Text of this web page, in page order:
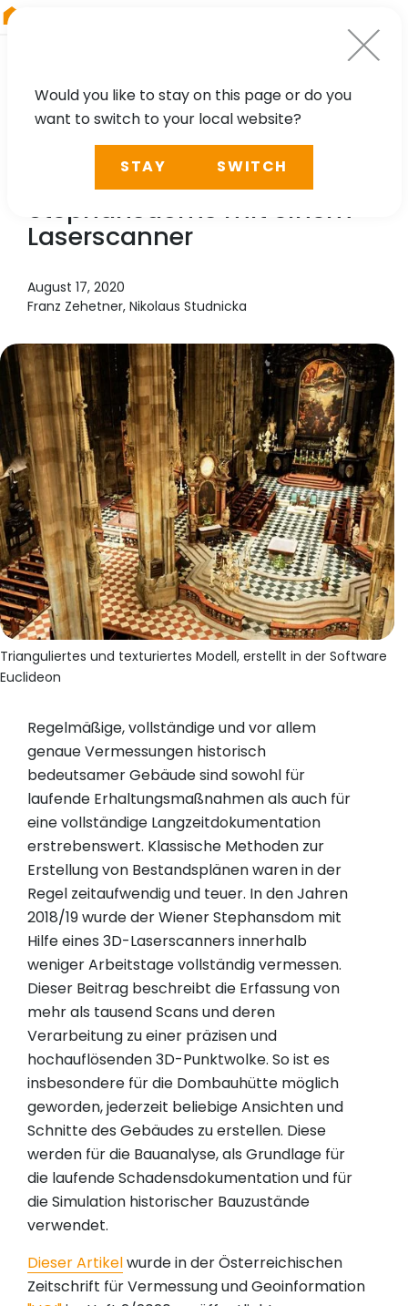
TECHNOLOGY, CASE STUDY
Vermessung des Wiener
Stephansdoms mit einem
Laserscanner
August 17, 2020
Franz Zehetner, Nikolaus Studnicka
Trianguliertes und texturiertes Modell, erstellt in der Software
Euclideon
Regelmäßige, vollständige und vor allem
genaue Vermessungen historisch
bedeutsamer Gebäude sind sowohl für
laufende Erhaltungsmaßnahmen als auch für
eine vollständige Langzeitdokumentation
erstrebenswert. Klassische Methoden zur
Erstellung von Bestandsplänen waren in der
Regel zeitaufwendig und teuer. In den Jahren
2018/19 wurde der Wiener Stephansdom mit
Hilfe eines 3D-Laserscanners innerhalb
weniger Arbeitstage vollständig vermessen.
Dieser Beitrag beschreibt die Erfassung von
mehr als tausend Scans und deren
Verarbeitung zu einer präzisen und
hochauflösenden 3D-Punktwolke. So ist es
insbesondere für die Dombauhütte möglich
geworden, jederzeit beliebige Ansichten und
Schnitte des Gebäudes zu erstellen. Diese
werden für die Bauanalyse, als Grundlage für
die laufende Schadensdokumentation und für
die Simulation historischer Bauzustände
verwendet.
Dieser Artikelwurde in der Österreichischen
Zeitschrift für Vermessung und Geoinformation
Would you like to stay on this page or do you
want to switch to your local website?
STAY SWITCH